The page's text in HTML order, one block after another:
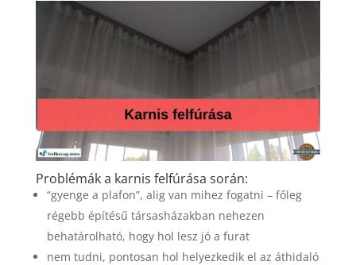
Problémák a karnis felfúrása során:
“gyenge a plafon”, alig van mihez fogatni – főleg
régebb építésű társasházakban nehezen
behatárolható, hogy hol lesz jó a furat
nem tudni, pontosan hol helyezkedik el az áthidaló